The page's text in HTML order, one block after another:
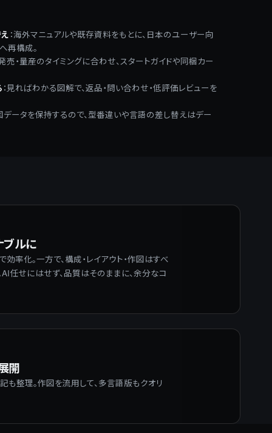
：海外マニュアルや既存資料をもとに、日本のユーザー向
再構成。
売・量産のタイミングに合わせ、スタートガイドや同梱カー
：見ればわかる図解で、返品・問い合わせ・低評価レビューを
データを保持するので、型番違いや言語の差し替えはデー
ブルに
率化。一方で、構成・レイアウト・作図はすべ
任せにはせず、品質はそのままに、余分なコ
開
も整理。作図を流用して、多言語版もクオリ